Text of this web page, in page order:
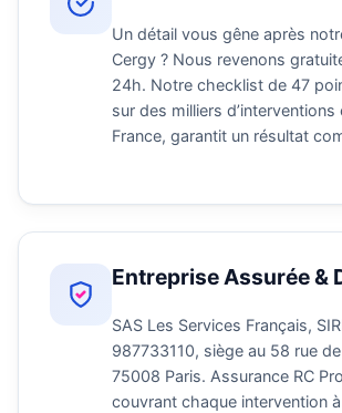
Un détail vous gêne après
Cergy ? Nous revenons
24h. Notre checklist de 47
sur des milliers
France, garantit un résultat
Entreprise Assurée &
SAS Les Services Français,
987733110, siège au 58 rue
75008 Paris. Assurance RC
couvrant chaque intervention